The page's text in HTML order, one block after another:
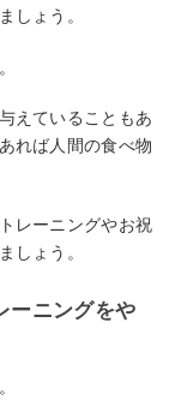
しょう。
えていることもあ
れば人間の食べ物
レーニングやお祝
しょう。
ーニングをや